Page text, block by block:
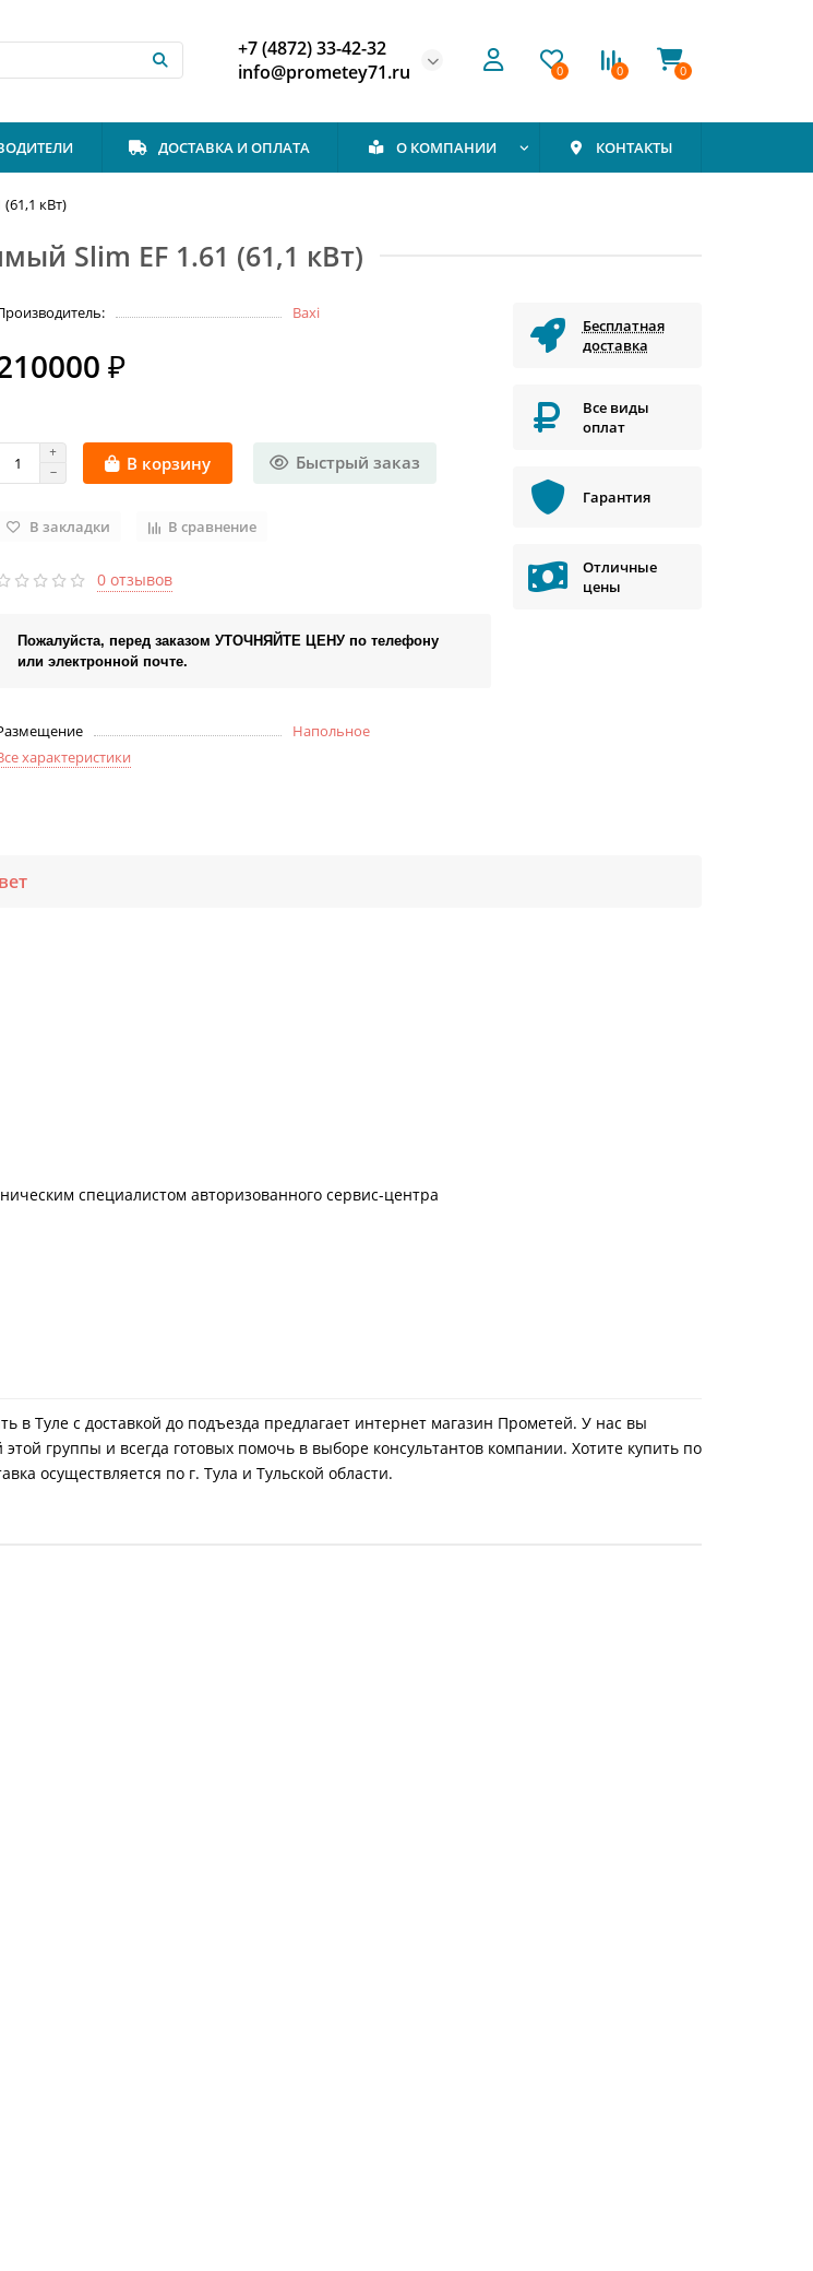
+7 (4872) 33-42-32
info@prometey71.ru
0 0 0
ДОСТАВКА И ОПЛАТА О КОМПАНИИ КОНТАКТЫ
кВт)
Slim EF 1.61 (61,1 кВт)
Baxi
₽
В корзину Быстрый заказ
В закладки В сравнение
0 отзывов
Пожалуйста, перед заказом УТОЧНЯЙТЕ ЦЕНУ по телефону
или электронной почте.
Напольное
характеристики
Бесплатная
доставка
Все виды
оплат
Гарантия
Отличные
цены
специалистом авторизованного сервис-центра
в Туле с доставкой до подъезда предлагает интернет магазин Прометей. У нас вы
группы и всегда готовых помочь в выборе консультантов компании. Хотите купить по
осуществляется по г. Тула и Тульской области.